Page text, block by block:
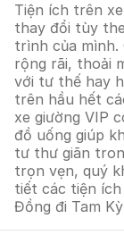
Tiện ích trên
thay đổi tùy
trình của mình.
rộng rãi, thoải
với tư thế hay
trên hầu hết
xe giường VIP
đồ uống giúp
tư thư giãn
trọn vẹn, quý
tiết các tiện
Đồng đi Tam